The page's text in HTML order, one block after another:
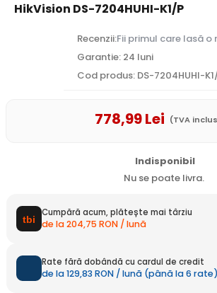
HikVision DS-7204HUHI-K1/P
Recenzii:Fii primul care lasă o
Garantie: 24 luni
Cod produs: DS-7204HUHI-
778,99Lei (TVA
Indisponibil
Nu se poate livra.
Cumpără acum, plătește mai târziu
de la 204,75 RON / lună
Rate fără dobândă cu cardul de credit
de la 129,83 RON / lună (până la 6 rate)